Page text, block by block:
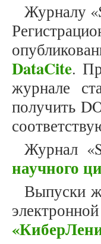
Журналу
DataCite.
журнале
получить
Журнал
научного
Выпуски